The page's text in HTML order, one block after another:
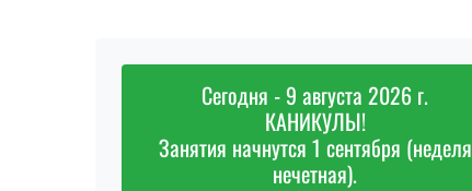
Сегодня - 9 августа 2026 г.
КАНИКУЛЫ!
Занятия начнутся 1 сентября (неделя
нечетная).